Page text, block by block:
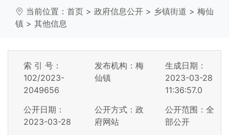
当前位置： 首页 > 政府信息公开 > 乡镇街道 > 梅仙
镇 > 其他信息
索 引 号：
102/2023-
2049656
发布机构：梅
仙镇
生成日期：
2023-03-28
11:36:57.0
公开日期：
2023-03-28
公开方式：政
府网站
公开范围：全
部公开